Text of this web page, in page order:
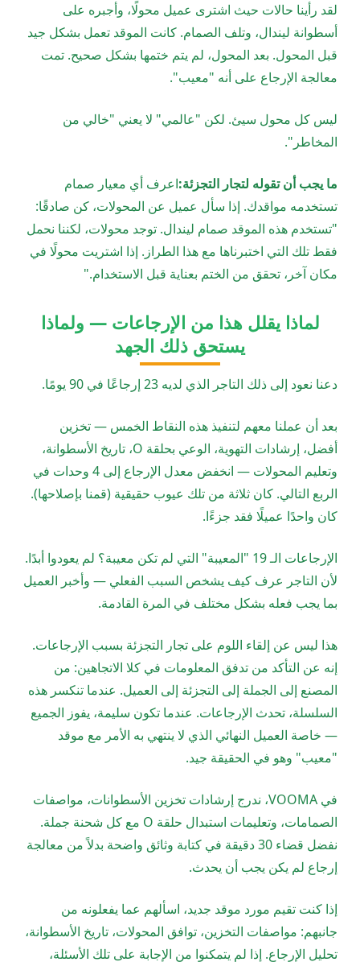
لقد رأينا حالات حيث اشترى عميل محولًا، وأجبره على
أسطوانة ليندال، وتلف الصمام. كانت الموقد تعمل بشكل جيد
قبل المحول. بعد المحول، لم يتم ختمها بشكل صحيح. تمت
معالجة الإرجاع على أنه "معيب".
ليس كل محول سيئ. لكن "عالمي" لا يعني "خالي من
المخاطر".
ما يجب أن تقوله لتجار التجزئة:اعرف أي معيار صمام
تستخدمه مواقدك. إذا سأل عميل عن المحولات، كن صادقًا:
"تستخدم هذه الموقد صمام ليندال. توجد محولات، لكننا نحمل
فقط تلك التي اختبرناها مع هذا الطراز. إذا اشتريت محولًا في
مكان آخر، تحقق من الختم بعناية قبل الاستخدام."
لماذا يقلل هذا من الإرجاعات — ولماذا
يستحق ذلك الجهد
دعنا نعود إلى ذلك التاجر الذي لديه 23 إرجاعًا في 90 يومًا.
بعد أن عملنا معهم لتنفيذ هذه النقاط الخمس — تخزين
أفضل، إرشادات التهوية، الوعي بحلقة O، تاريخ الأسطوانة،
وتعليم المحولات — انخفض معدل الإرجاع إلى 4 وحدات في
الربع التالي. كان ثلاثة من تلك عيوب حقيقية (قمنا بإصلاحها).
كان واحدًا عميلًا فقد جزءًا.
الإرجاعات الـ 19 "المعيبة" التي لم تكن معيبة؟ لم يعودوا أبدًا.
لأن التاجر عرف كيف يشخص السبب الفعلي — وأخبر العميل
بما يجب فعله بشكل مختلف في المرة القادمة.
هذا ليس عن إلقاء اللوم على تجار التجزئة بسبب الإرجاعات.
إنه عن التأكد من تدفق المعلومات في كلا الاتجاهين: من
المصنع إلى الجملة إلى التجزئة إلى العميل. عندما تنكسر هذه
السلسلة، تحدث الإرجاعات. عندما تكون سليمة، يفوز الجميع
— خاصة العميل النهائي الذي لا ينتهي به الأمر مع موقد
"معيب" وهو في الحقيقة جيد.
في VOOMA، ندرج إرشادات تخزين الأسطوانات، مواصفات
الصمامات، وتعليمات استبدال حلقة O مع كل شحنة جملة.
نفضل قضاء 30 دقيقة في كتابة وثائق واضحة بدلاً من معالجة
إرجاع لم يكن يجب أن يحدث.
إذا كنت تقيم مورد موقد جديد، اسألهم عما يفعلونه من
جانبهم: مواصفات التخزين، توافق المحولات، تاريخ الأسطوانة،
تحليل الإرجاع. إذا لم يتمكنوا من الإجابة على تلك الأسئلة،